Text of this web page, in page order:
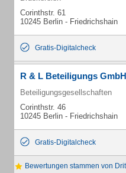
Corinthstr. 61
10245 Berlin - Friedrichshain
Gratis-Digitalcheck
R & L Beteiligungs
Beteiligungsgesellschaften
Corinthstr. 46
10245 Berlin - Friedrichshain
Gratis-Digitalcheck
Bewertungen stammen von